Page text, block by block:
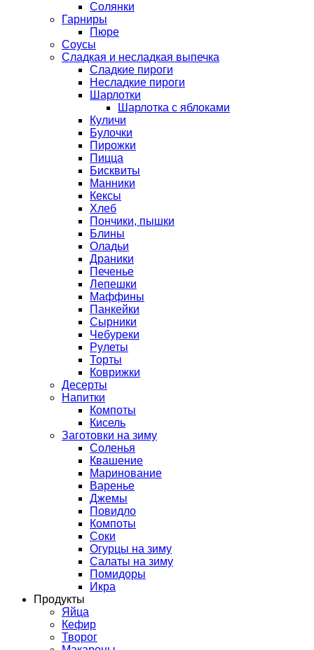
Солянки
Гарниры
Пюре
Соусы
Сладкая и несладкая выпечка
Сладкие пироги
Несладкие пироги
Шарлотки
Шарлотка с яблоками
Куличи
Булочки
Пирожки
Пицца
Бисквиты
Манники
Кексы
Хлеб
Пончики, пышки
Блины
Оладьи
Драники
Печенье
Лепешки
Маффины
Панкейки
Сырники
Чебуреки
Рулеты
Торты
Коврижки
Десерты
Напитки
Компоты
Кисель
Заготовки на зиму
Соленья
Квашение
Маринование
Варенье
Джемы
Повидло
Компоты
Соки
Огурцы на зиму
Салаты на зиму
Помидоры
Икра
Продукты
Яйца
Кефир
Творог